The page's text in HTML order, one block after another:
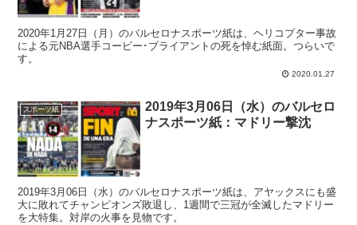
2020年1月27日（月）のバルセロナスポーツ紙は、ヘリコプター事故
による元NBA選手コービー･ブライアントの死を悼む紙面。つらいで
す。
2020.01.27
スポーツ紙
2019年3月06日（水）のバルセロ
ナスポーツ紙：マドリー撃沈
2019年3月06日（水）のバルセロナスポーツ紙は、アヤックスにも盛
大に敗れてチャンピオンズ敗退し、1週間で三冠が全滅したマドリー
を大特集。対岸の火事を見物です。